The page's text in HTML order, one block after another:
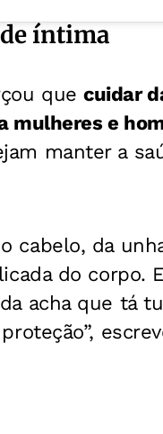
íntima
quecuidar
mulheres e
manter a
cabelo, da
do corpo.
acha que tá